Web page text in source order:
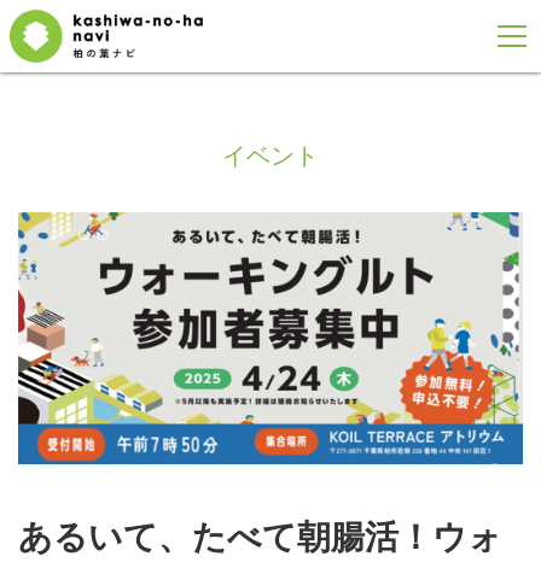
イベント
あるいて、たべて朝腸活！ウォ